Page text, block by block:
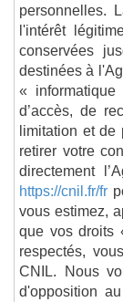
personnelles.
l'intérêt
conservées
destinées à
«
d’accès, de
limitation et
retirer votre
directement
https://cnil.fr/fr
vous estimez,
que vos droits
respectés,
CNIL. Nous
d'opposition